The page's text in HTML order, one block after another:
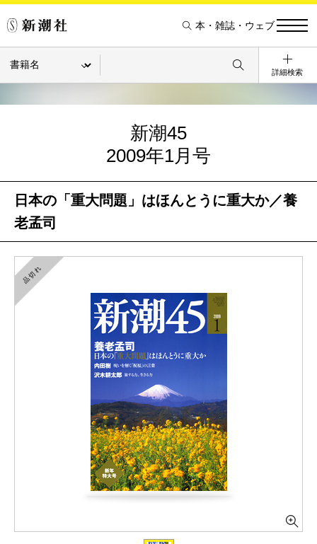
本・雑誌・ウェブ
詳細検索
新潮45
2009年1月号
日本の「重大問題」はほんとうに重大か／養
老孟司
品切れ